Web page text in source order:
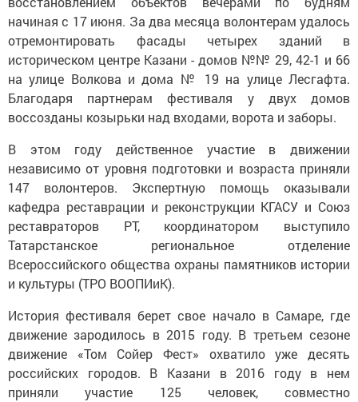
начиная с 17 июня. За два месяца волонтерам удалось
отремонтировать фасады четырех зданий в
историческом центре Казани - домов №№ 29, 42-1 и 66
на улице Волкова и дома № 19 на улице Лесгафта.
Благодаря партнерам фестиваля у двух домов
воссозданы козырьки над входами, ворота и заборы.
В этом году действенное участие в движении
независимо от уровня подготовки и возраста приняли
147 волонтеров. Экспертную помощь оказывали
кафедра реставрации и реконструкции КГАСУ и Союз
реставраторов РТ, координатором выступило
Татарстанское региональное отделение
Всероссийского общества охраны памятников истории
и культуры (ТРО ВООПИиК).
История фестиваля берет свое начало в Самаре, где
движение зародилось в 2015 году. В третьем сезоне
движение «Том Сойер Фест» охватило уже десять
российских городов. В Казани в 2016 году в нем
приняли участие 125 человек, совместно